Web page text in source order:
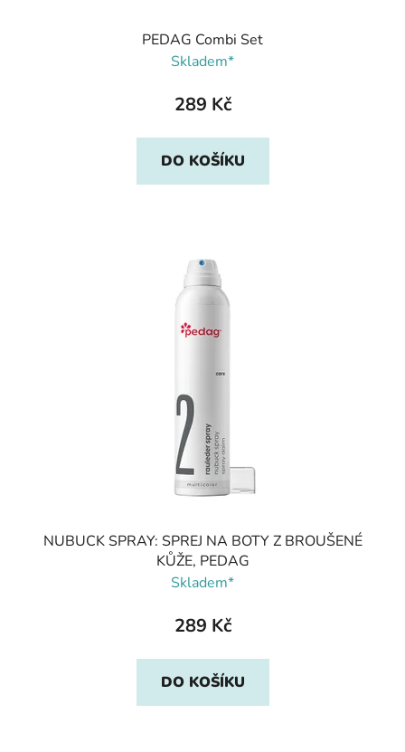
PEDAG Combi Set
Skladem*
289 Kč
DO KOŠÍKU
NUBUCK SPRAY: SPREJ NA BOTY Z BROUŠENÉ
KŮŽE, PEDAG
Skladem*
289 Kč
DO KOŠÍKU